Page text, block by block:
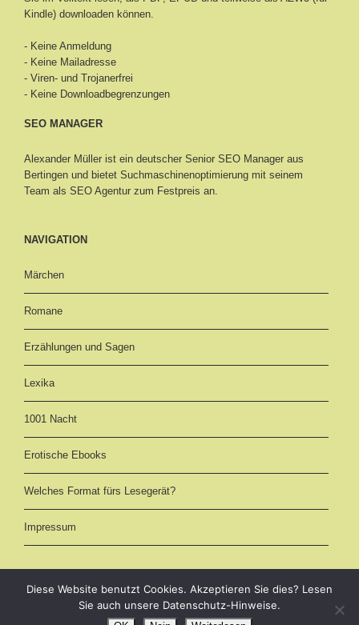
Kindle) downloaden können.
- Keine Anmeldung
- Keine Mailadresse
- Viren- und Trojanerfrei
- Keine Downloadbegrenzungen
SEO MANAGER
Alexander Müller ist ein deutscher Senior SEO Manager aus
Bertingen und bietet Suchmaschinenoptimierung mit seinem
Team als SEO Agentur zum Festpreis an.
NAVIGATION
Märchen
Romane
Erzählungen und Sagen
Lexika
1001 Nacht
Erotische Ebooks
Welches Format fürs Lesegerät?
Impressum
eBooks kostenlos downloaden als EPUB, AZW3 (Kindle) und PDF -
Diese Website benutzt Cookies. Akzeptieren Sie dies? Lesen
Sie auch unsere Datenschutz-Hinweise.